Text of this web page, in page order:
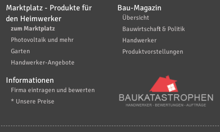
Marktplatz - Produkte für
den Heimwerker
zum Marktplatz
Photovoltaik und mehr
Garten
Handwerker-Angebote
Bau-Magazin
Übersicht
Bauwirtschaft & Politik
Handwerker
Produktvorstellungen
Informationen
Firma eintragen und bewerten
* Unsere Preise